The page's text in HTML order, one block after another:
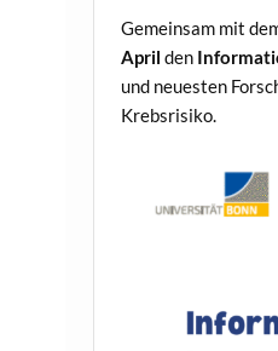
Gemeinsam mit
Aprilden
und neuesten
Krebsrisiko.